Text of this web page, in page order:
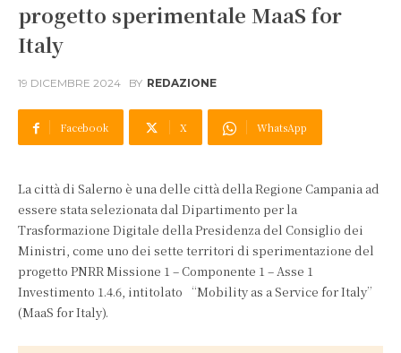
progetto sperimentale MaaS for
Italy
19 DICEMBRE 2024 BY REDAZIONE
Facebook X WhatsApp
La città di Salerno è una delle città della Regione Campania ad
essere stata selezionata dal Dipartimento per la
Trasformazione Digitale della Presidenza del Consiglio dei
Ministri, come uno dei sette territori di sperimentazione del
progetto PNRR Missione 1 – Componente 1 – Asse 1
Investimento 1.4.6, intitolato “Mobility as a Service for Italy”
(MaaS for Italy).